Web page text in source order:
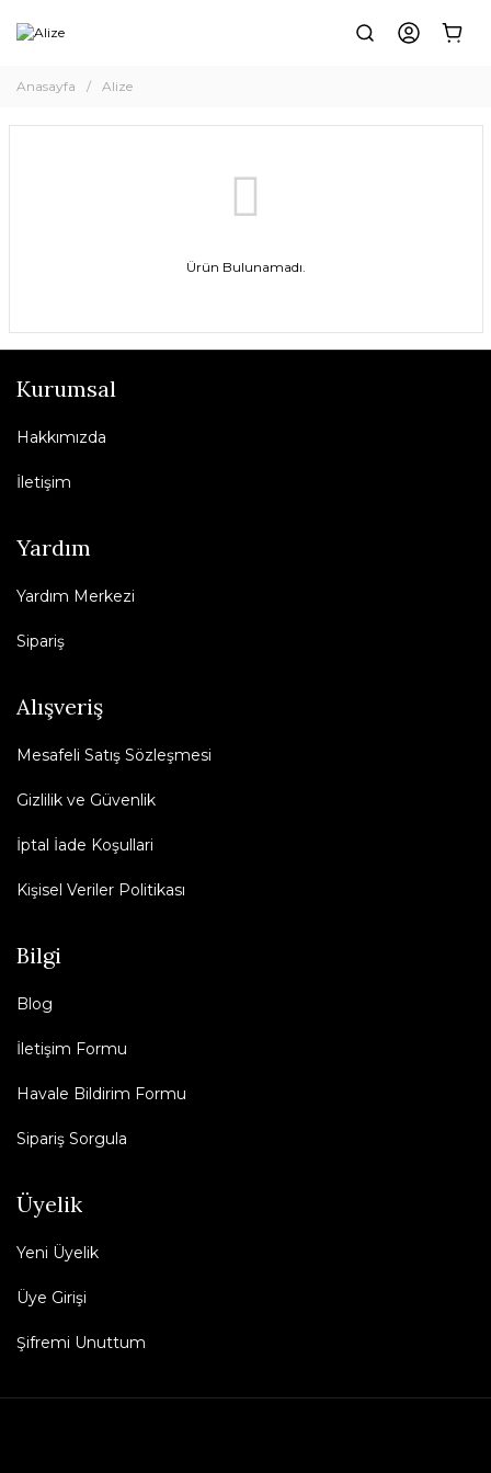
Anasayfa Alize
Ürün Bulunamadı.
Kurumsal
Hakkımızda
İletişim
Yardım
Yardım Merkezi
Sipariş
Alışveriş
Mesafeli Satış Sözleşmesi
Gizlilik ve Güvenlik
İptal İade Koşullari
Kişisel Veriler Politikası
Bilgi
Blog
İletişim Formu
Havale Bildirim Formu
Sipariş Sorgula
Üyelik
Yeni Üyelik
Üye Girişi
Şifremi Unuttum